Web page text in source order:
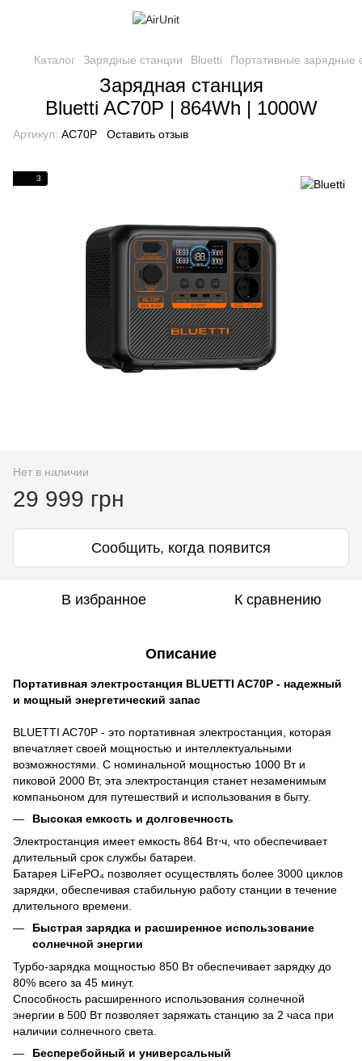
Каталог Зарядные станции Bluetti Портативные зарядные
Зарядная станция
Bluetti AC70P | 864Wh | 1000W
Артикул: AC70P Оставить отзыв
3
Нет в наличии
29 999 грн
Сообщить, когда появится
В избранное К сравнению
Описание
Портативная электростанция BLUETTI AC70P - надежный
и мощный энергетический запас
BLUETTI AC70P - это портативная электростанция, которая
впечатляет своей мощностью и интеллектуальными
возможностями. С номинальной мощностью 1000 Вт и
пиковой 2000 Вт, эта электростанция станет незаменимым
компаньоном для путешествий и использования в быту.
Высокая емкость и долговечность
Электростанция имеет емкость 864 Вт⋅ч, что обеспечивает
длительный срок службы батареи.
Батарея LiFePO₄ позволяет осуществлять более 3000 циклов
зарядки, обеспечивая стабильную работу станции в течение
длительного времени.
Быстрая зарядка и расширенное использование
солнечной энергии
Турбо-зарядка мощностью 850 Вт обеспечивает зарядку до
80% всего за 45 минут.
Способность расширенного использования солнечной
энергии в 500 Вт позволяет заряжать станцию за 2 часа при
наличии солнечного света.
Бесперебойный и универсальный